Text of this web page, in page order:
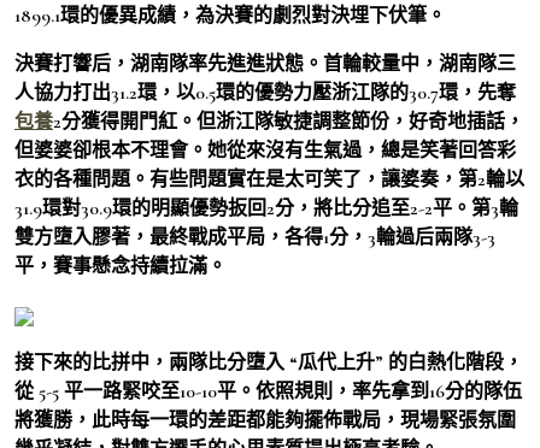
1899.1環的優異成績，為決賽的劇烈對決埋下伏筆。
決賽打響后，湖南隊率先進進狀態。首輪較量中，湖南隊三
人協力打出31.2環，以0.5環的優勢力壓浙江隊的30.7環，先奪
包養2分獲得開門紅。但浙江隊敏捷調整節份，好奇地插話，
但婆婆卻根本不理會。她從來沒有生氣過，總是笑著回答彩
衣的各種問題。有些問題實在是太可笑了，讓婆奏，第2輪以
31.9環對30.9環的明顯優勢扳回2分，將比分追至2-2平。第3輪
雙方墮入膠著，最終戰成平局，各得1分，3輪過后兩隊3-3
平，賽事懸念持續拉滿。
接下來的比拼中，兩隊比分墮入 “瓜代上升” 的白熱化階段，
從 5-5 平一路緊咬至10-10平。依照規則，率先拿到16分的隊伍
將獲勝，此時每一環的差距都能夠擺佈戰局，現場緊張氛圍